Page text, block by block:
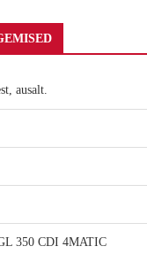
ausalt.
350 CDI 4MATIC